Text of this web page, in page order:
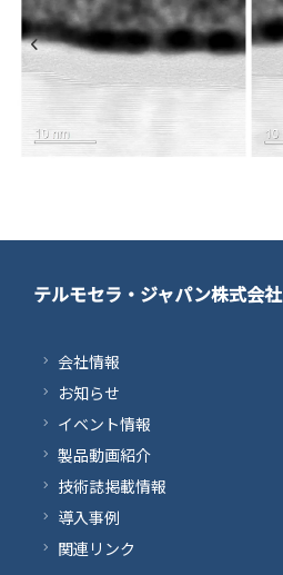
テルモセラ・ジャパン株式会社
会社情報
お知らせ
イベント情報
製品動画紹介
技術誌掲載情報
導入事例
関連リンク